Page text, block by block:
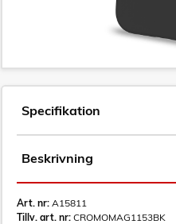
Specifikation
Beskrivning
Art. nr: A15811
Tillv. art. nr: CROMOMAG1153BK